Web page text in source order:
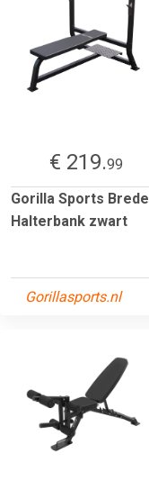
€ 219.99
Gorilla Sports Brede
Halterbank zwart
Gorillasports.nl